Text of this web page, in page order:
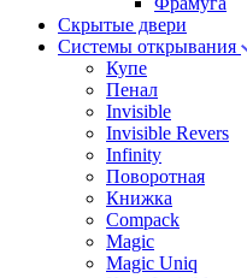
Скрытые двери
Системы открывания
Купе
Пенал
Invisible
Invisible Revers
Infinity
Поворотная
Книжка
Compack
Magic
Magic Uniq